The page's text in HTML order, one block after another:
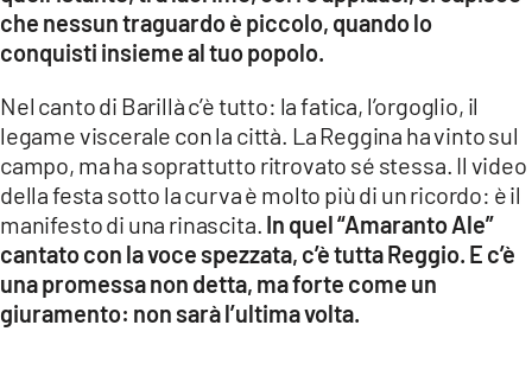
che nessun traguardo è piccolo, quando lo
conquisti insieme al tuo popolo.
Nel canto di Barillà c’è tutto: la fatica, l’orgoglio, il
legame viscerale con la città. La Reggina ha vinto sul
campo, ma ha soprattutto ritrovato sé stessa. Il video
della festa sotto la curva è molto più di un ricordo: è il
manifesto di una rinascita. In quel “Amaranto Ale”
cantato con la voce spezzata, c’è tutta Reggio. E c’è
una promessa non detta, ma forte come un
giuramento: non sarà l’ultima volta.